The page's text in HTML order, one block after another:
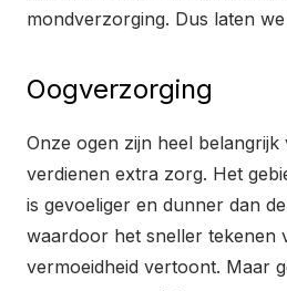
mondverzorging. Dus laten
Oogverzorging
Onze ogen zijn heel
verdienen extra zorg. Het
is gevoeliger en dunner dan
waardoor het sneller tekenen
vermoeidheid vertoont. Maar